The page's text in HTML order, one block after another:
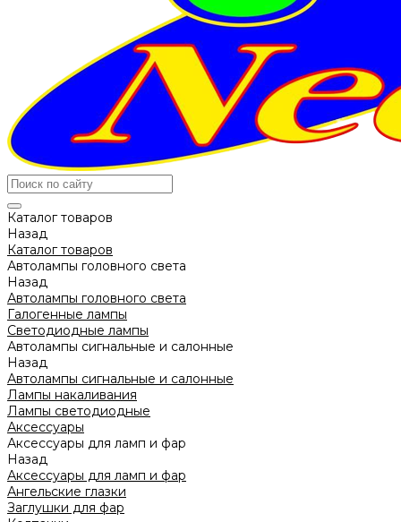
Каталог товаров
Назад
Каталог товаров
Автолампы головного света
Назад
Автолампы головного света
Галогенные лампы
Светодиодные лампы
Автолампы сигнальные и салонные
Назад
Автолампы сигнальные и салонные
Лампы накаливания
Лампы светодиодные
Аксессуары
Аксессуары для ламп и фар
Назад
Аксессуары для ламп и фар
Ангельские глазки
Заглушки для фар